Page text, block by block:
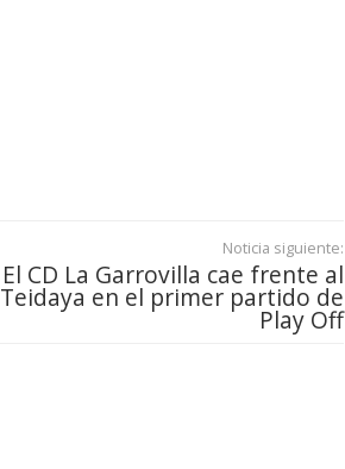
Noticia siguiente:
El CD La Garrovilla cae frente al
Teidaya en el primer partido de
Play Off